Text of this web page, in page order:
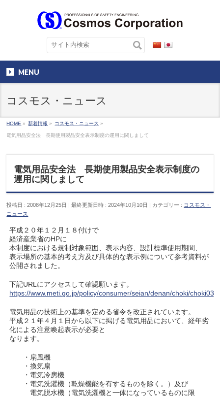
MENU
コスモス・ニュース
HOME » 新着情報 » コスモス・ニュース »
電気用品安全法 長期使用製品安全表示制度の運用に関しまして
電気用品安全法 長期使用製品安全表示制度の
運用に関しまして
投稿日 : 2008年12月25日 最終更新日時 : 2024年10月10日 カテゴリー : コスモス・
ニュース
平成２０年１２月１８付けで
経済産業省のHPに
本制度における規制対象範囲、表示内容、設計標準使用期間、
表示場所の基本的考え方及び具体的な表示例について参考資料が
公開されました。
下記URLにアクセスして確認願います。
https://www.meti.go.jp/policy/consumer/seian/denan/choki/
電気用品の技術上の基準を定める省令を改正されています。
平成２１年４月１日から以下に掲げる電気用品において、経年劣
化による注意喚起表示が必要と
なります。
・扇風機
・換気扇
・電気冷房機
・電気洗濯機（乾燥機能を有するものを除く。）及び
電気脱水機（電気洗濯機と一体になっているものに限